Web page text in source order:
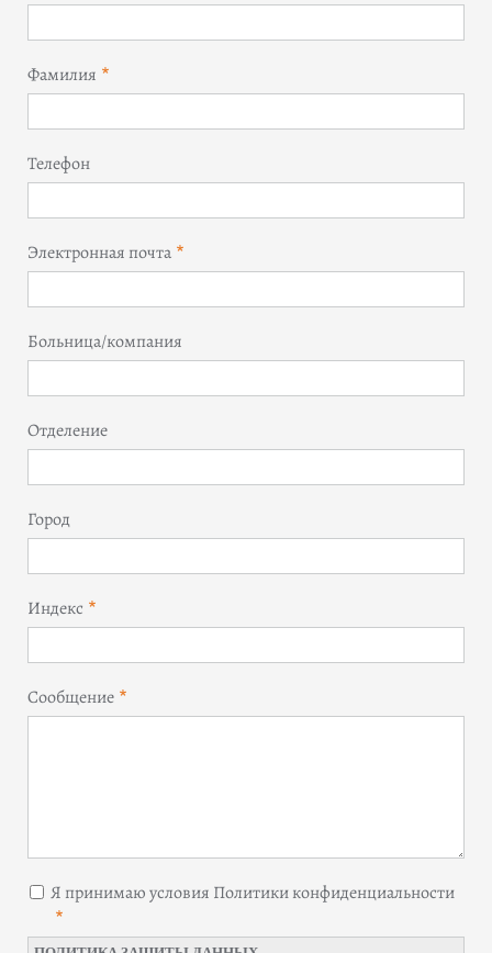
Фамилия
Телефон
Электронная почта
Больница/компания
Отделение
Город
Индекс
Сообщение
Я принимаю условия Политики конфиденциальности